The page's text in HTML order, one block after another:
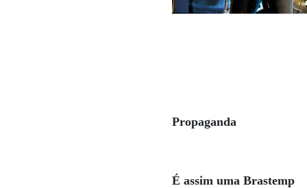
Propaganda
É assim uma Brastemp